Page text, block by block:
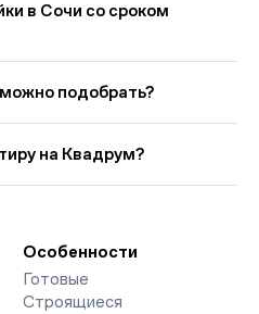
в Сочи со сроком
начинаются от 8 576 700
20 кв. м. Ипотечный платёж —
цена кв. метра в этой подборке
подобрать?
премиум-класса. На
жильцов о качестве
генплан корпусов, сроки
на Квадрум?
одобрить ипотеку по
цену, оставьте
Особенности
Готовые
Строящиеся